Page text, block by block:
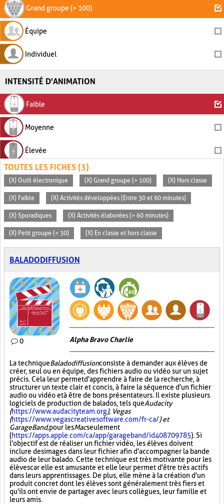
Grand groupe (> 100)
Équipe
Individuel
INTENSITÉ D'ANIMATION
Faible
Moyenne
Élevée
TOUTES LES FICHES (3)
(X) Outil électronique (X) Grand groupe (> 100) (X) Hors classe
(X) Faible (X) Activités développées (Entre 30 et 60 minutes)
(X) Sporadiques (X) Activités élaborées (> 60 minutes)
(X) Petit groupe (< 30) (X) En classe et hors classe
BALADODIFFUSION
0 Alpha Bravo Charlie
La techniqueBaladodiffusionconsiste à demander aux élèves de
créer, seul ou en équipe, des fichiers audio ou vidéo sur un sujet
précis. Cela leur permet d'apprendre à faire de la recherche, à
structurer un texte clair et concis, à faire la séquence d'un fichier
audio ou vidéo et à être de bons présentateurs. Il existe plusieurs
logiciels de production de balados, tels queAudacity
(https://www.audacityteam.org), Vegas
(https://www.vegascreativesoftware.com/fr-ca/) et
GarageBand,pour lesMacseulement
(https://apps.apple.com/ca/app/garageband/id408709785). Si
l'objectif est de réaliser un fichier vidéo, les élèves doivent
inclure des images dans leur fichier afin d'accompagner la bande
audio de leur balado. Cette technique est très motivante pour les
élèves car elle est amusante et elle leur permet d'être très actifs
dans leurs apprentissages. De plus, elle mène à la création d'un
produit concret dont les élèves sont généralement très fiers et
qu'ils ont envie de partager avec leurs collègues, leur famille et
leurs amis.